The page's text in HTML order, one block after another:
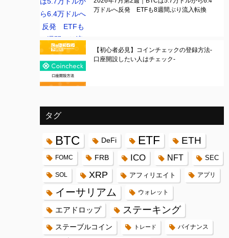
万ドルへ反発 ETFも8週間ぶり流入転換
【初心者必見】コインチェックの登録方法-
口座開設したい人はチェック-
タグ
BTC DeFi ETF ETH
FOMC FRB ICO NFT SEC
SOL XRP アフィリエイト アプリ
イーサリアム ウォレット
エアドロップ ステーキング
ステーブルコイン トレード バイナンス